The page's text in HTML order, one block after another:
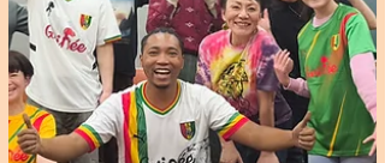
楽の始まりと言われる、アフリカンリズム
をみんなで楽しみましょう。